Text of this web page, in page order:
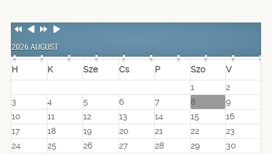
Previous
Previous
NextNext
2026 AUGUST
H K Sze Cs P Szo
V
1
2
3
4 5 6 7 8
9
10
11 12 13 14 15
16
17
18 19 20 21 22
23
24
25 26 27 28 29
30